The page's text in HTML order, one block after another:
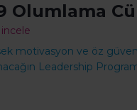
Olumlama
motivasyon ve öz güven
Leadership